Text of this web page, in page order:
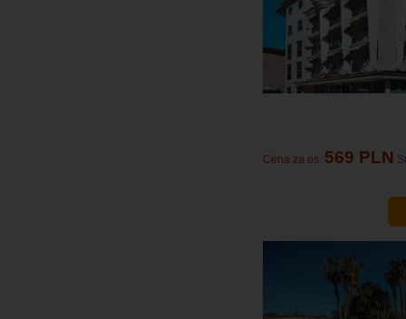
Cena za os. 569 PLN